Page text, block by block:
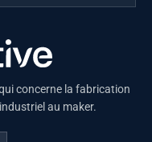
concerne la fabrication
au maker.